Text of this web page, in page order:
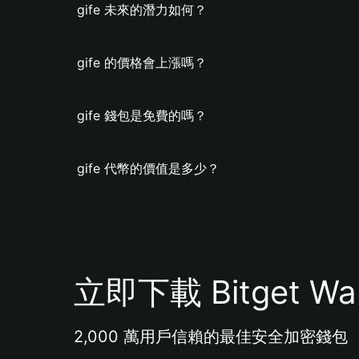
gife 未來的潛力如何？
gife 的價格會上漲嗎？
gife 錢包是免費的嗎？
gife 代幣的價值是多少？
立即下載 Bitget
2,000 萬用戶信賴的最佳安全加密錢包